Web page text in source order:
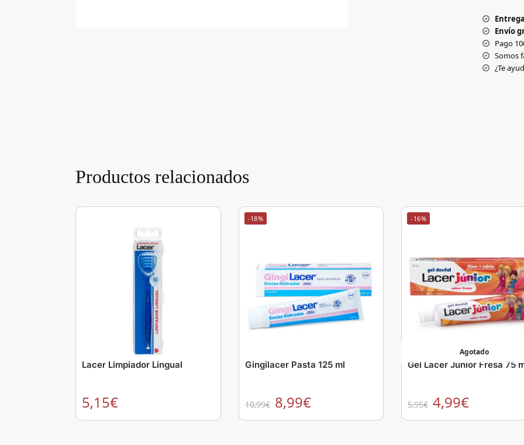
Envío
Pago
Somos
¿Te
Productos relacionados
Lacer Limpiador Lingual
5,15€
-18%
Gingilacer Pasta 125 ml
10,99€ 8,99€
-16%
Agotado
Gel Lacer Junior Fresa 75
5,95€ 4,99€